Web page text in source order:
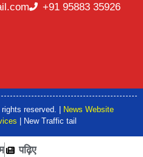
पढ़िए
+91 95883 35926
reserved. |
News Website
| New Traffic tail